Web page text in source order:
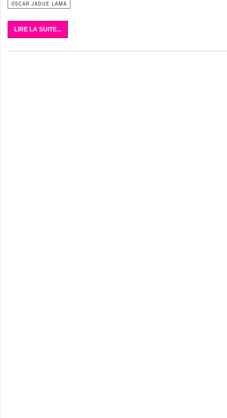
OSCAR JADUE LAMA
LIRE LA SUITE...